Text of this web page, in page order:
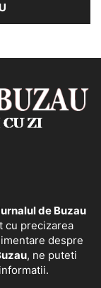
de Buzau
cu precizarea
despre
, ne puteti